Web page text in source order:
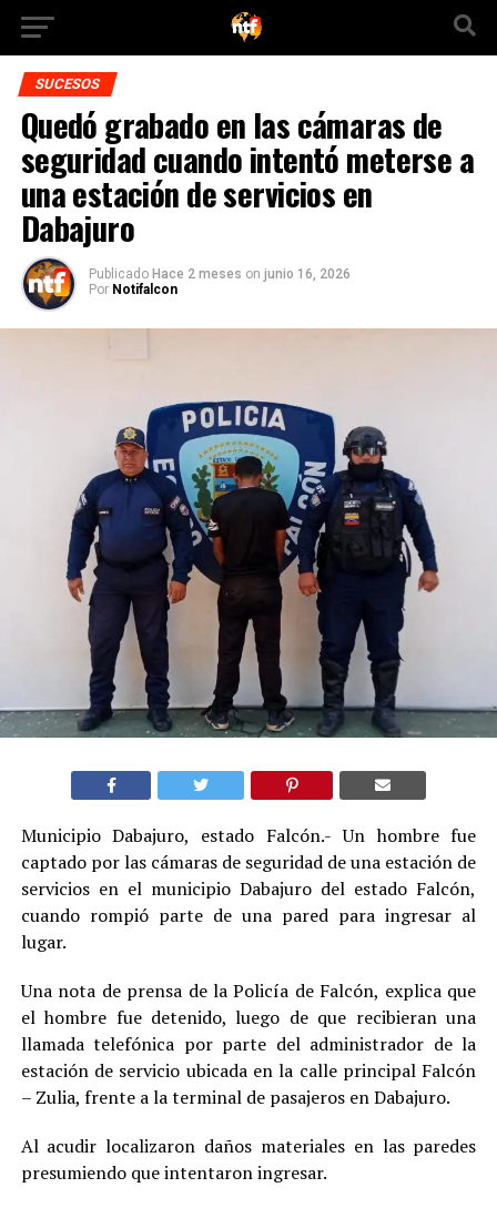
SUCESOS
Quedó grabado en las cámaras de
seguridad cuando intentó meterse a
una estación de servicios en
Dabajuro
Publicado Hace 2 meses on junio 16, 2026
Por Notifalcon
Municipio Dabajuro, estado Falcón.- Un hombre fue
captado por las cámaras de seguridad de una estación de
servicios en el municipio Dabajuro del estado Falcón,
cuando rompió parte de una pared para ingresar al
lugar.
Una nota de prensa de la Policía de Falcón, explica que
el hombre fue detenido, luego de que recibieran una
llamada telefónica por parte del administrador de la
estación de servicio ubicada en la calle principal Falcón
– Zulia, frente a la terminal de pasajeros en Dabajuro.
Al acudir localizaron daños materiales en las paredes
presumiendo que intentaron ingresar.